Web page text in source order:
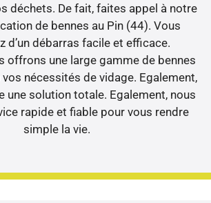
déchets. De fait, faites appel à notre
de bennes au Pin (44). Vous
d’un débarras facile et efficace.
offrons une large gamme de bennes
nécessités de vidage. Egalement,
une solution totale. Egalement, nous
rapide et fiable pour vous rendre
simple la vie.